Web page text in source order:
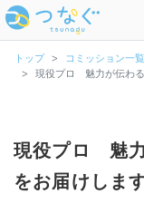
トップ コミッション一覧
現役プロ 魅力が伝わ
現役プロ 魅
をお届けしま